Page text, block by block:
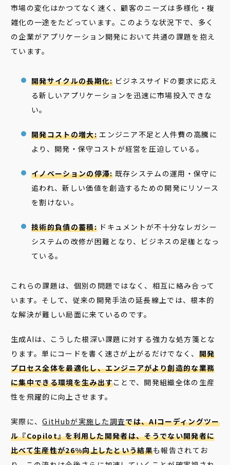
市場の変化はかつてなく速く、顧客のニーズは多様化・複
雑化の一途をたどっています。このような状況下で、多く
の企業がアプリケーション開発において共通の課題を抱え
ています。
開発サイクルの長期化:ビジネスサイドの要求に応え
る新しいアプリケーションを迅速に市場投入できな
い。
開発コストの増大:エンジニア不足と人件費の高騰に
より、開発・保守コストが経営を圧迫している。
イノベーションの停滞:既存システムの運用・保守に
追われ、新しい価値を創造するための開発にリソース
を割けない。
技術的負債の蓄積:ドキュメントが不十分なレガシー
システムの改修が困難となり、ビジネスの足枷となっ
ている。
これらの課題は、個別の問題ではなく、相互に絡み合って
います。そして、従来の開発手法の延長線上では、根本的
な解決が難しい局面に来ているのです。
生成AIは、こうした根深い課題に対する強力な処方箋とな
ります。単にコードを書く速さが上がるだけでなく、 開発
プロセス全体を最適化し、エンジニアがより創造的な業務
に集中できる環境を生み出すことで、開発組織全体の生産
性を飛躍的に向上させます。
実際に、GitHubが実施した調査では、AIコーディングツー
ル『Copilot』を利用した開発者は、そうでない開発者に
比べて生産性が26%向上したという結果も報告されてお